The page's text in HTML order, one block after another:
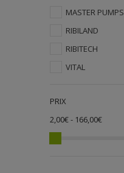
MASTER PUMPS
RIBILAND
RIBITECH
VITAL
PRIX
2,00€ - 166,00€